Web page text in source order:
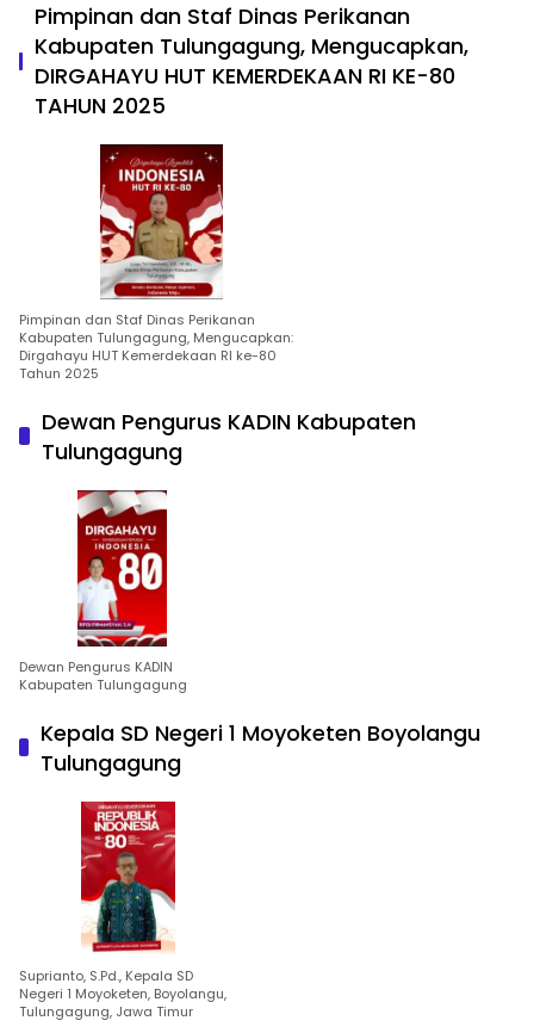
Pimpinan dan Staf Dinas Perikanan
Kabupaten Tulungagung, Mengucapkan,
DIRGAHAYU HUT KEMERDEKAAN RI KE-80
TAHUN 2025
Pimpinan dan Staf Dinas Perikanan
Kabupaten Tulungagung, Mengucapkan:
Dirgahayu HUT Kemerdekaan RI ke-80
Tahun 2025
Dewan Pengurus KADIN Kabupaten
Tulungagung
Dewan Pengurus KADIN
Kabupaten Tulungagung
Kepala SD Negeri 1 Moyoketen Boyolangu
Tulungagung
Suprianto, S.Pd., Kepala SD
Negeri 1 Moyoketen, Boyolangu,
Tulungagung, Jawa Timur